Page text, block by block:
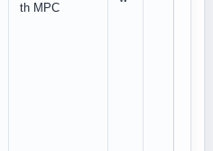
th MPC